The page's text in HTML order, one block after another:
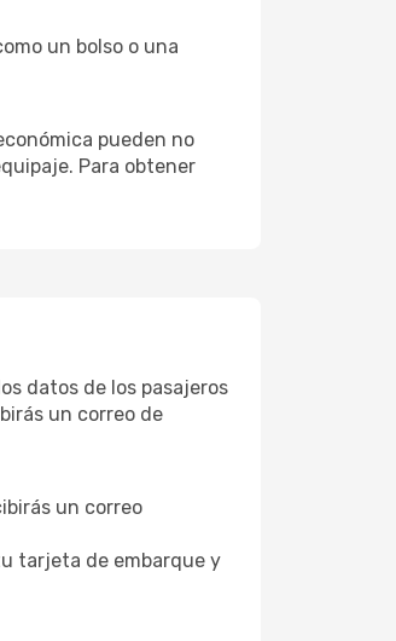
un bolso o una
pueden no
Para obtener
datos de los pasajeros
un correo de
un correo
tarjeta de embarque y